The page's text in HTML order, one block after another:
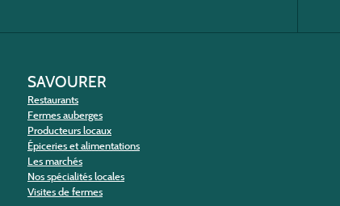
SAVOURER
Restaurants
Fermes auberges
Producteurs locaux
Épiceries et alimentations
Les marchés
Nos spécialités locales
Visites de fermes